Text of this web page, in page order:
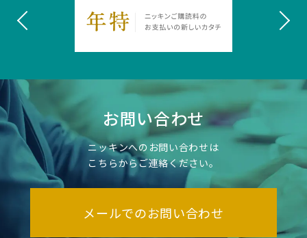
お問い合わせ
ニッキンへのお問い合わせは
こちらからご連絡ください。
メールでのお問い合わせ